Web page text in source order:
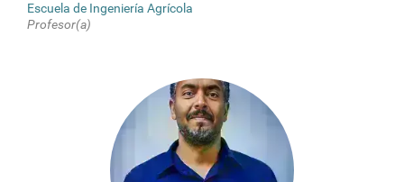
Escuela de Ingeniería Agrícola
Profesor(a)